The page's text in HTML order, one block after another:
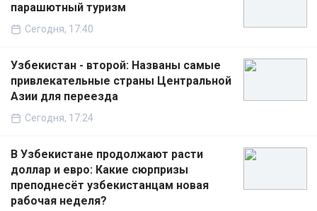
парашютный туризм
Сегодня, 17:40
Узбекистан - второй: Названы самые
привлекательные страны Центральной
Азии для переезда
Сегодня, 17:24
В Узбекистане продолжают расти
доллар и евро: Какие сюрпризы
преподнесёт узбекистанцам новая
рабочая неделя?